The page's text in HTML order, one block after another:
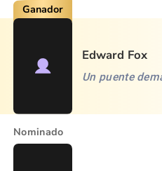
Ganador
Edward Fox
Un puente
Nominado